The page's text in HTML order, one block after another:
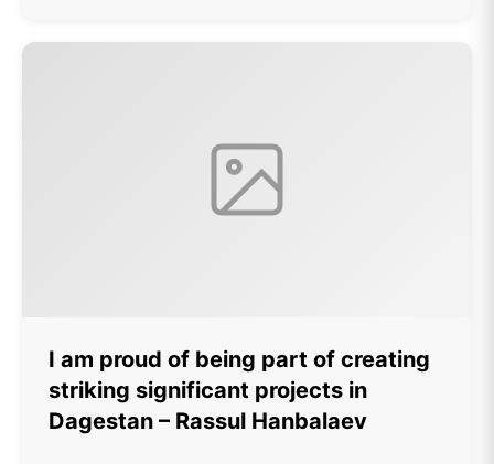
I am proud of being part of creating
striking significant projects in
Dagestan – Rassul Hanbalaev